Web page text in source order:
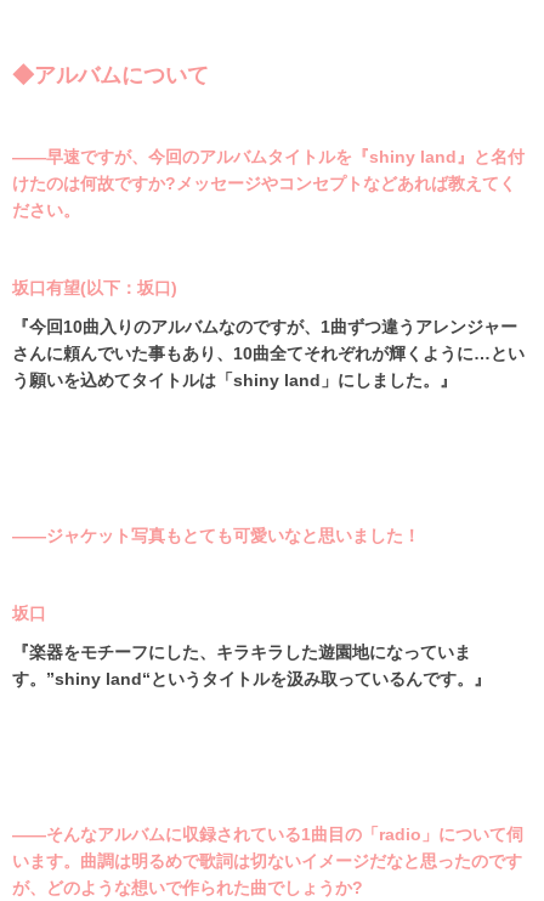
◆アルバムについて
――早速ですが、今回のアルバムタイトルを『shiny land』と名付
けたのは何故ですか?メッセージやコンセプトなどあれば教えてく
ださい。
坂口有望(以下：坂口)
『今回10曲入りのアルバムなのですが、 1曲ずつ違うアレンジャー
さんに頼んでいた事もあり、 10曲全てそれぞれが輝くように…とい
う願いを込めてタイトルは「shiny land 」にしました。』
――ジャケット写真もとても可愛いなと思いました！
坂口
『楽器をモチーフにした、 キラキラした遊園地になっていま
す。 ”shiny land“というタイトルを汲み取っているんです。』
――そんなアルバムに収録されている1曲目の「radio」について伺
います。曲調は明るめで歌詞は切ないイメージだなと思ったのです
が、どのような想いで作られた曲でしょうか?